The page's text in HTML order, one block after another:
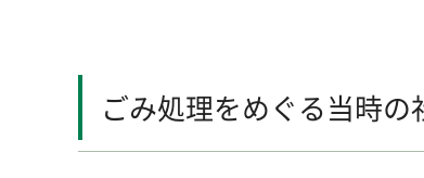
ごみ処理をめぐる当時の